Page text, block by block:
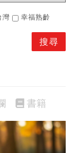
灣 幸福熟齡
書籍